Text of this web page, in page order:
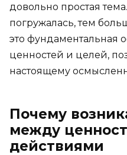
довольно простая
погружалась, тем
это фундаментальная
ценностей и целей,
настоящему
Почему
между
действиями